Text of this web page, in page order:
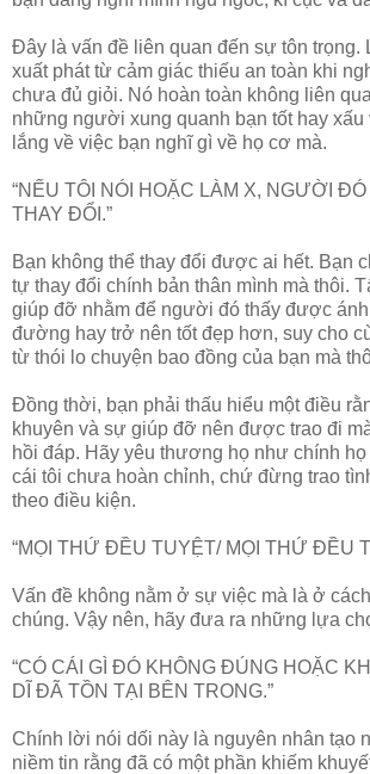
Đây là vấn đề liên quan đến sự tôn trọng.
xuất phát từ cảm giác thiếu an toàn khi
chưa đủ giỏi. Nó hoàn toàn không liên
những người xung quanh bạn tốt hay xấu
lắng về việc bạn nghĩ gì về họ cơ mà.
“NẾU TÔI NÓI HOẶC LÀM X, NGƯỜI
THAY ĐỔI.”
Bạn không thể thay đổi được ai hết. Bạn
tự thay đổi chính bản thân mình mà thôi.
giúp đỡ nhằm để người đó thấy được
đường hay trở nên tốt đẹp hơn, suy cho
từ thói lo chuyện bao đồng của bạn mà
Đồng thời, bạn phải thấu hiểu một điều
khuyên và sự giúp đỡ nên được trao đi
hồi đáp. Hãy yêu thương họ như chính
cái tôi chưa hoàn chỉnh, chứ đừng trao
theo điều kiện.
“MỌI THỨ ĐỀU TUYỆT/ MỌI THỨ ĐỀU
Vấn đề không nằm ở sự việc mà là ở
chúng. Vậy nên, hãy đưa ra những lựa
“CÓ CÁI GÌ ĐÓ KHÔNG ĐÚNG HOẶC
DĨ ĐÃ TỒN TẠI BÊN TRONG.”
Chính lời nói dối này là nguyên nhân tạo
niềm tin rằng đã có một phần khiếm